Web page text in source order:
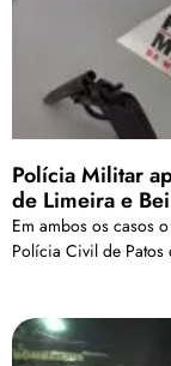
Polícia Militar
de Limeira e
Em ambos os casos
Polícia Civil de Patos